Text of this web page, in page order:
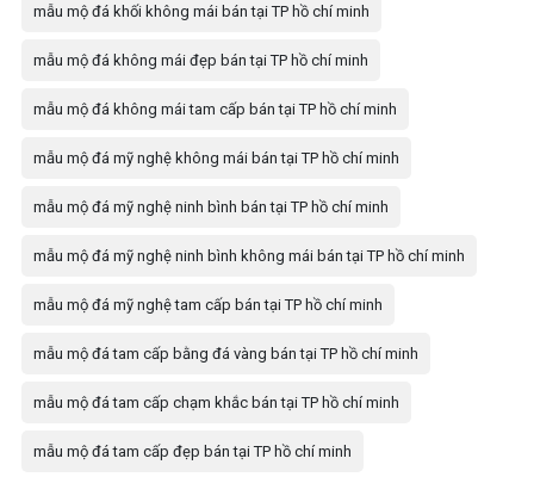
mẫu mộ đá khối không mái bán tại TP hồ chí minh
mẫu mộ đá không mái đẹp bán tại TP hồ chí minh
mẫu mộ đá không mái tam cấp bán tại TP hồ chí minh
mẫu mộ đá mỹ nghệ không mái bán tại TP hồ chí minh
mẫu mộ đá mỹ nghệ ninh bình bán tại TP hồ chí minh
mẫu mộ đá mỹ nghệ ninh bình không mái bán tại TP hồ chí minh
mẫu mộ đá mỹ nghệ tam cấp bán tại TP hồ chí minh
mẫu mộ đá tam cấp bằng đá vàng bán tại TP hồ chí minh
mẫu mộ đá tam cấp chạm khắc bán tại TP hồ chí minh
mẫu mộ đá tam cấp đẹp bán tại TP hồ chí minh